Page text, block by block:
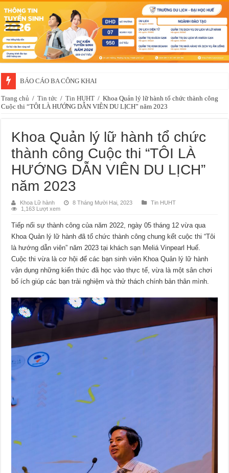
Thông báo về việc xét chọn sinh viên đề nghị nhận học bổng của doanh
Trang chủ / Tin tức / Tin HUHT / Khoa Quản lý lữ hành tổ chức thành công
Cuộc thi “TÔI LÀ HƯỚNG DẪN VIÊN DU LỊCH” năm 2023
Khoa Quản lý lữ hành tổ chức
thành công Cuộc thi “TÔI LÀ
HƯỚNG DẪN VIÊN DU LỊCH”
năm 2023
Khoa Lữ hành 8 Tháng Mười Hai, 2023
Tin HUHT
1,163 Lượt xem
Tiếp nối sự thành công của năm 2022, ngày 05 tháng 12 vừa qua
Khoa Quản lý lữ hành đã tổ chức thành công chung kết cuộc thi “Tôi
là hướng dẫn viên” năm 2023 tại khách sạn Meliá Vinpearl Huế.
Cuộc thi vừa là cơ hội để các bạn sinh viên Khoa Quản lý lữ hành
vận dụng những kiến thức đã học vào thực tế, vừa là một sân chơi
bổ ích giúp các bạn trải nghiệm và thử thách chính bản thân mình.